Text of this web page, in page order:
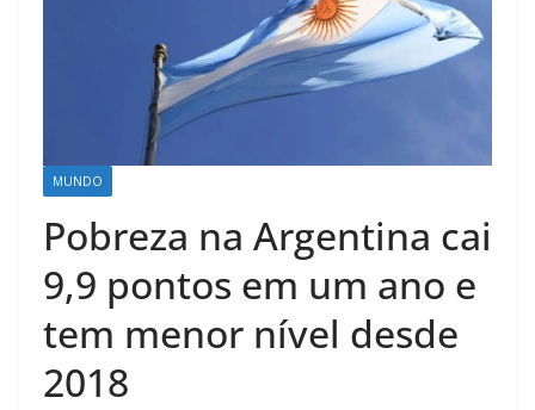
MUNDO
Pobreza na Argentina cai
9,9 pontos em um ano e
tem menor nível desde
2018